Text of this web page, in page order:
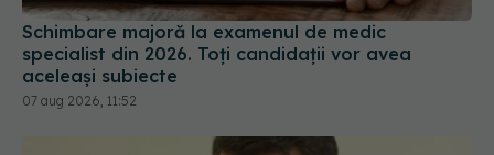
Schimbare majoră la examenul de medic
specialist din 2026. Toți candidații vor avea
aceleași subiecte
07 aug 2026, 11:52